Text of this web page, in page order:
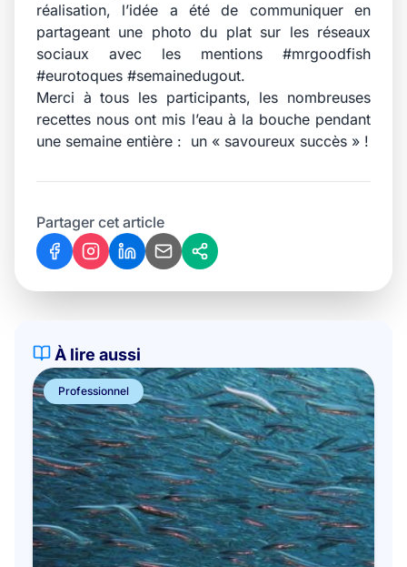
réalisation, l’idée a été de communiquer en
partageant une photo du plat sur les réseaux
sociaux avec les mentions #mrgoodfish
#eurotoques #semainedugout.
Merci à tous les participants, les nombreuses
recettes nous ont mis l’eau à la bouche pendant
une semaine entière : un « savoureux succès » !
Partager cet article
À lire aussi
Professionnel